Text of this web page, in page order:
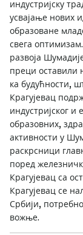
индустријску
усвајање нових
образоване
свега
развоја
преци оставили
ка будућности,
Крагујевац
индустријског и
образовних,
активности у
раскрсници
поред
Крагујевац са
Крагујевац се
Србији,
вожње.